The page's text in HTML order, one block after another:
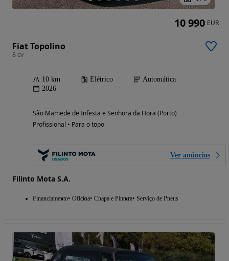
Fiat Topolino
8 cv
10 km Elétrico
Automática
2026
São Mamede de Infesta e Senhora da Hora (Porto)
Profissional • Para o topo
Ver anúncios
Filinto Mota S.A.
Financiamento Oficina Chapa e Pintura Serviço de Pneus
10 990 EUR